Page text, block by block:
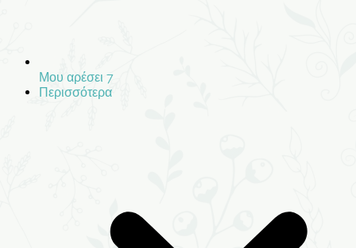
Μου αρέσει 7
Περισσότερα